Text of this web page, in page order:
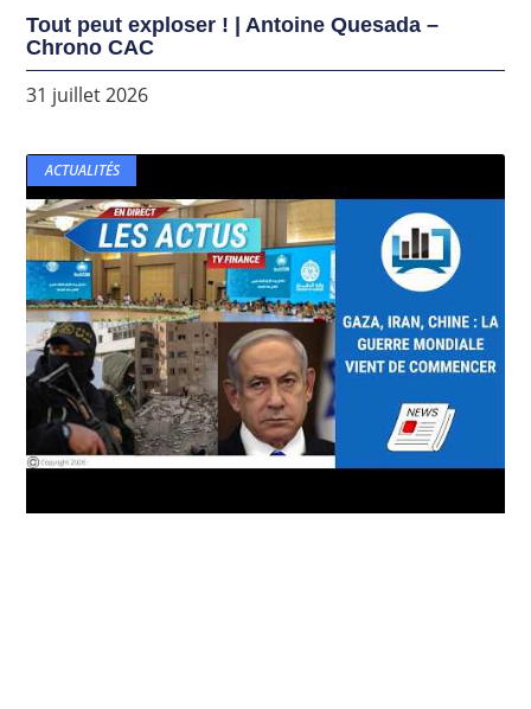
Tout peut exploser ! | Antoine Quesada –
Chrono CAC
31 juillet 2026
ACTUALITÉS